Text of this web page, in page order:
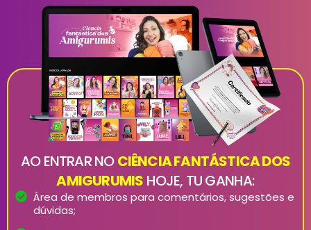
AO ENTRAR NOCIÊNCIA FANTÁSTICA DOS
AMIGURUMIS HOJE, TU GANHA:
Área de membros para comentários, sugestões e
dúvidas;